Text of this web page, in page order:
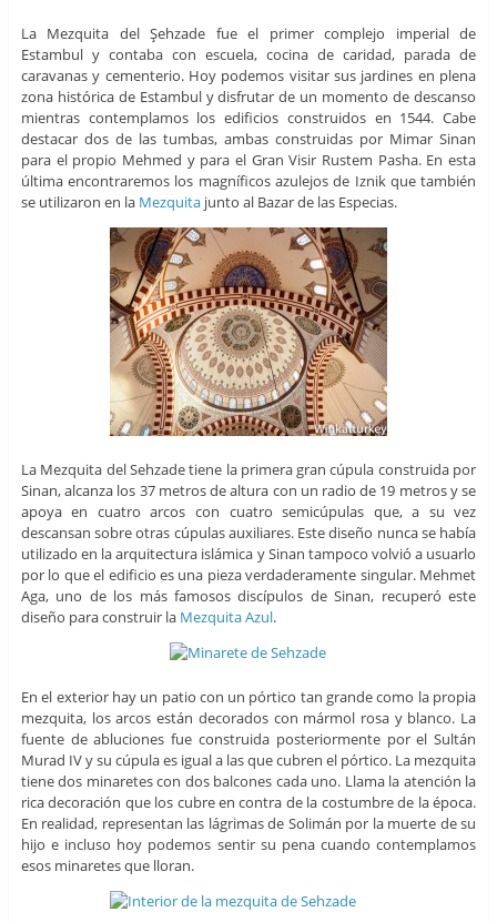
La Mezquita del Şehzade fue el primer complejo imperial de
Estambul y contaba con escuela, cocina de caridad, parada de
caravanas y cementerio. Hoy podemos visitar sus jardines en plena
zona histórica de Estambul y disfrutar de un momento de descanso
mientras contemplamos los edificios construidos en 1544. Cabe
destacar dos de las tumbas, ambas construidas por Mimar Sinan
para el propio Mehmed y para el Gran Visir Rustem Pasha. En esta
última encontraremos los magníficos azulejos de Iznik que también
se utilizaron en la Mezquitajunto al Bazar de las Especias.
La Mezquita del Sehzade tiene la primera gran cúpula construida por
Sinan, alcanza los 37 metros de altura con un radio de 19 metros y se
apoya en cuatro arcos con cuatro semicúpulas que, a su vez
descansan sobre otras cúpulas auxiliares. Este diseño nunca se había
utilizado en la arquitectura islámica y Sinan tampoco volvió a usuarlo
por lo que el edificio es una pieza verdaderamente singular. Mehmet
Aga, uno de los más famosos discípulos de Sinan, recuperó este
diseño para construir la Mezquita Azul.
En el exterior hay un patio con un pórtico tan grande como la propia
mezquita, los arcos están decorados con mármol rosa y blanco. La
fuente de abluciones fue construida posteriormente por el Sultán
Murad IV y su cúpula es igual a las que cubren el pórtico. La mezquita
tiene dos minaretes con dos balcones cada uno. Llama la atención la
rica decoración que los cubre en contra de la costumbre de la época.
En realidad, representan las lágrimas de Solimán por la muerte de su
hijo e incluso hoy podemos sentir su pena cuando contemplamos
esos minaretes que lloran.